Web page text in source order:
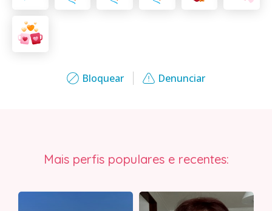
Bloquear Denunciar
Mais perfis populares e recentes: